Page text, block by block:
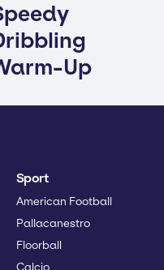
Up
Sport
American Football
Pallacanestro
Floorball
Calcio